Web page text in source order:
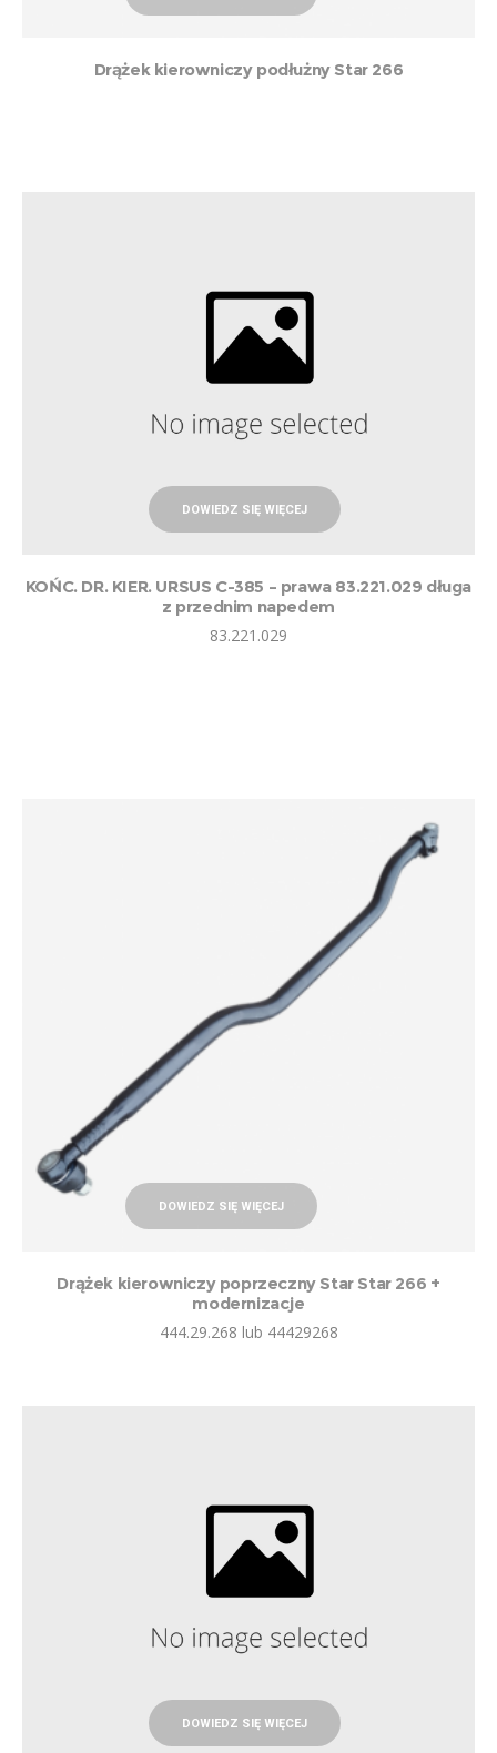
Drążek kierowniczy podłużny Star 266
DOWIEDZ SIĘ WIĘCEJ
KOŃC. DR. KIER. URSUS C-385 – prawa 83.221.029 długa
z przednim napedem
83.221.029
DOWIEDZ SIĘ WIĘCEJ
Drążek kierowniczy poprzeczny Star Star 266 +
modernizacje
444.29.268 lub 44429268
DOWIEDZ SIĘ WIĘCEJ